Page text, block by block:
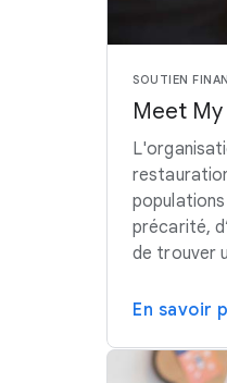
SOUTIEN
Meet
précarité,
de trouver
En savoir